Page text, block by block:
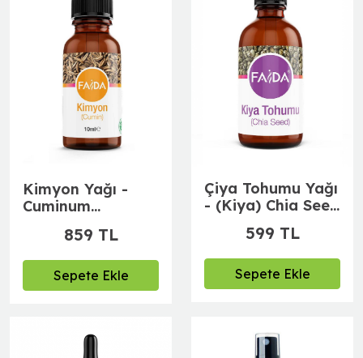
Kimyon Yağı -
Cuminum
859 TL
Sepete Ekle
Çiya Tohumu Yağı
- (Kiya) Chia Seed
599 TL
Sepete Ekle